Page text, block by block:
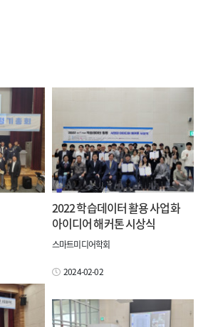
2022 학습데이터 활용 사업화
아이디어 해커톤 시상식
스마트미디어학회
2024-02-02